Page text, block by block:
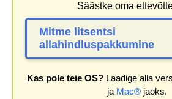
Säästke oma
Mitme litsentsi
allahindluspakkumine
Kas pole teie OS? Laadige alla
ja Mac® jaoks.